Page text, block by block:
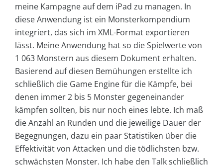
meine Kampagne auf dem iPad zu managen. In
diese Anwendung ist ein Monsterkompendium
integriert, das sich im XML-Format exportieren
lässt. Meine Anwendung hat so die Spielwerte von
1 063 Monstern aus diesem Dokument erhalten.
Basierend auf diesen Bemühungen erstellte ich
schließlich die Game Engine für die Kämpfe, bei
denen immer 2 bis 5 Monster gegeneinander
kämpfen sollten, bis nur noch eines lebte. Ich maß
die Anzahl an Runden und die jeweilige Dauer der
Begegnungen, dazu ein paar Statistiken über die
Effektivität von Attacken und die tödlichsten bzw.
schwächsten Monster. Ich habe den Talk schließlich